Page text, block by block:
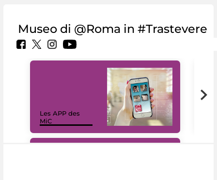
Museo di @Roma in #Trastevere
Les APP des
MiC